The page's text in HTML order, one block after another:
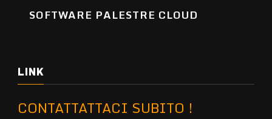
SOFTWARE PALESTRE CLOUD
LINK
CONTATTATTACI SUBITO !